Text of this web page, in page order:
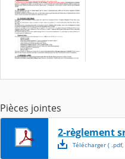
Pièces jointes
2-règlement
Télécharger( .pdf,